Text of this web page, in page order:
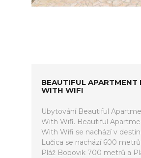
BEAUTIFUL APARTMENT
WITH WIFI
Ubytování Beautiful
With Wifi. Beautiful
With Wifi se nachází v
Lučica se nachází 600
Pláž Bobovik 700 metrů a